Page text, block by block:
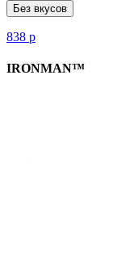
Без вкусов
838 р
IRONMAN™